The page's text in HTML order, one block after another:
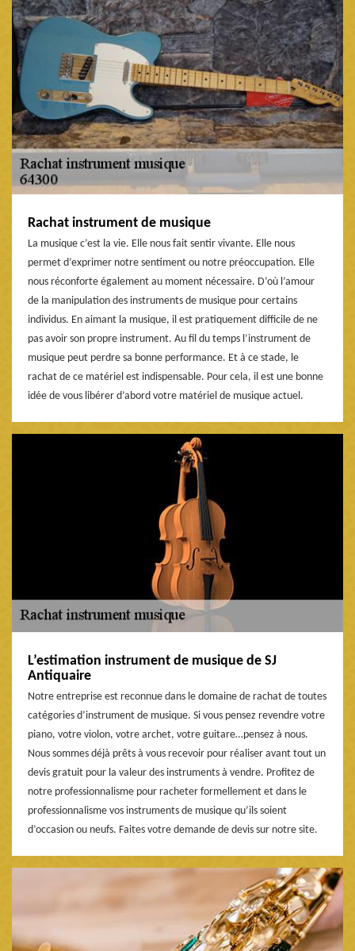
Rachat instrument de musique
La musique c’est la vie. Elle nous fait sentir vivante. Elle nous
permet d’exprimer notre sentiment ou notre préoccupation. Elle
nous réconforte également au moment nécessaire. D’où l’amour
de la manipulation des instruments de musique pour certains
individus. En aimant la musique, il est pratiquement difficile de ne
pas avoir son propre instrument. Au fil du temps l’instrument de
musique peut perdre sa bonne performance. Et à ce stade, le
rachat de ce matériel est indispensable. Pour cela, il est une bonne
idée de vous libérer d’abord votre matériel de musique actuel.
L’estimation instrument de musique de SJ
Antiquaire
Notre entreprise est reconnue dans le domaine de rachat de toutes
catégories d’instrument de musique. Si vous pensez revendre votre
piano, votre violon, votre archet, votre guitare…pensez à nous.
Nous sommes déjà prêts à vous recevoir pour réaliser avant tout un
devis gratuit pour la valeur des instruments à vendre. Profitez de
notre professionnalisme pour racheter formellement et dans le
professionnalisme vos instruments de musique qu’ils soient
d’occasion ou neufs. Faites votre demande de devis sur notre site.